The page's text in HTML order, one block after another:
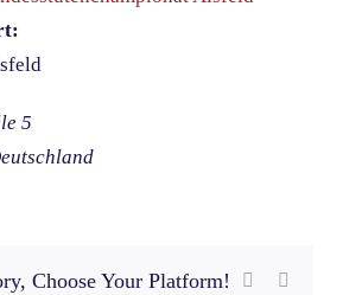
5
Choose Your Platform! Facebook